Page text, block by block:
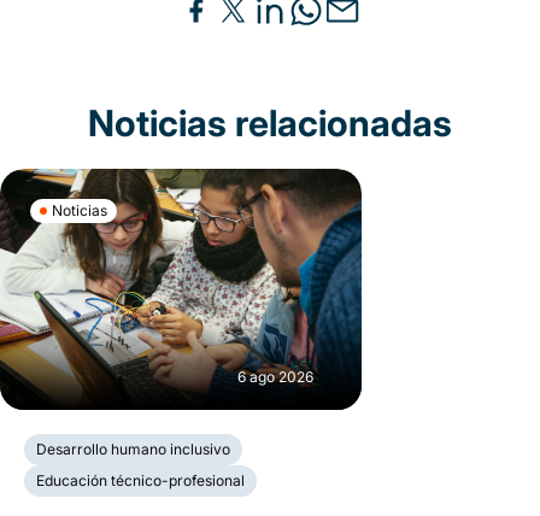
Noticias relacionadas
Noticias
6 ago 2026
Desarrollo humano inclusivo
Educación técnico-profesional